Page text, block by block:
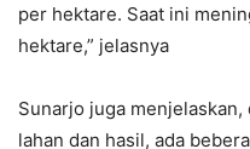
per hektare. Saat ini
hektare,” jelasnya
Sunarjo juga menjelaskan,
lahan dan hasil, ada